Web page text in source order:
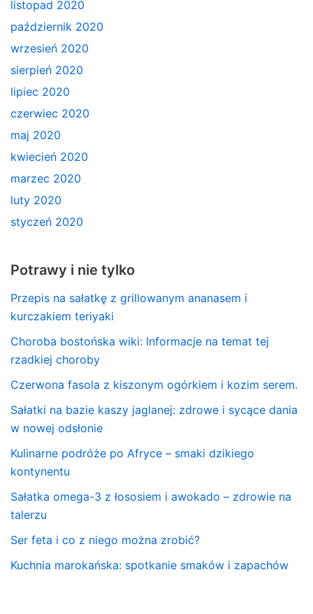
listopad 2020
październik 2020
wrzesień 2020
sierpień 2020
lipiec 2020
czerwiec 2020
maj 2020
kwiecień 2020
marzec 2020
luty 2020
styczeń 2020
Potrawy i nie tylko
Przepis na sałatkę z grillowanym ananasem i
kurczakiem teriyaki
Choroba bostońska wiki: Informacje na temat tej
rzadkiej choroby
Czerwona fasola z kiszonym ogórkiem i kozim serem.
Sałatki na bazie kaszy jaglanej: zdrowe i sycące dania
w nowej odsłonie
Kulinarne podróże po Afryce – smaki dzikiego
kontynentu
Sałatka omega-3 z łososiem i awokado – zdrowie na
talerzu
Ser feta i co z niego można zrobić?
Kuchnia marokańska: spotkanie smaków i zapachów